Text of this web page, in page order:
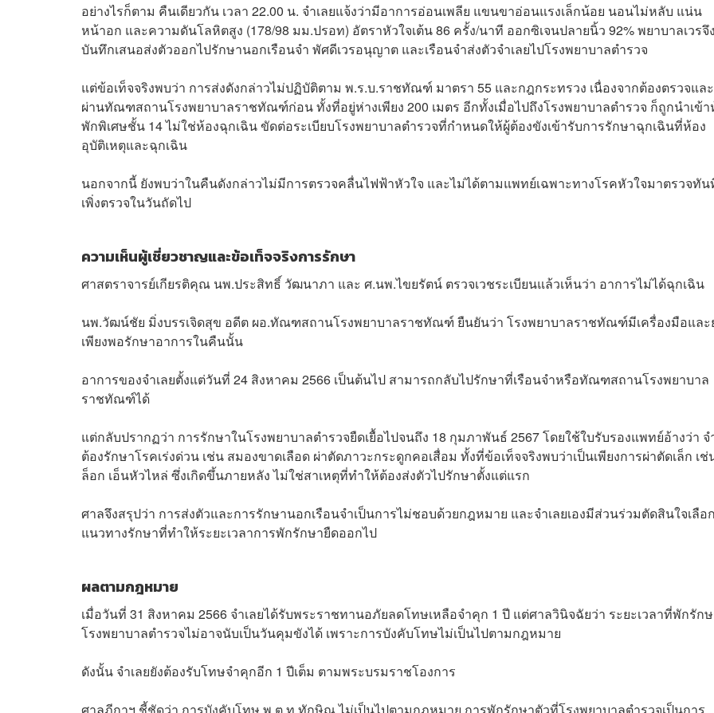
อย่างไรก็ตาม คืนเดียวกัน เวลา 22.00 น. จำเลยแจ้งว่ามีอาการอ่อนเพลีย แขนขาอ่อนแรงเล็กน้อย นอนไม่หลับ แน่น
หน้าอก และความดันโลหิตสูง (178/98 มม.ปรอท) อัตราหัวใจเต้น 86 ครั้ง/นาที ออกซิเจนปลายนิ้ว 92% พยาบาลเวรจึ
บันทึกเสนอส่งตัวออกไปรักษานอกเรือนจำ พัศดีเวรอนุญาต และเรือนจำส่งตัวจำเลยไปโรงพยาบาลตำรวจ
แต่ข้อเท็จจริงพบว่า การส่งดังกล่าวไม่ปฏิบัติตาม พ.ร.บ.ราชทัณฑ์ มาตรา 55 และกฎกระทรวง เนื่องจากต้องตรวจแล
ผ่านทัณฑสถานโรงพยาบาลราชทัณฑ์ก่อน ทั้งที่อยู่ห่างเพียง 200 เมตร อีกทั้งเมื่อไปถึงโรงพยาบาลตำรวจ ก็ถูกนำเข้า
พักพิเศษชั้น 14 ไม่ใช่ห้องฉุกเฉิน ขัดต่อระเบียบโรงพยาบาลตำรวจที่กำหนดให้ผู้ต้องขังเข้ารับการรักษาฉุกเฉินที่ห้อง
อุบัติเหตุและฉุกเฉิน
นอกจากนี้ ยังพบว่าในคืนดังกล่าวไม่มีการตรวจคลื่นไฟฟ้าหัวใจ และไม่ได้ตามแพทย์เฉพาะทางโรคหัวใจมาตรวจทัน
เพิ่งตรวจในวันถัดไป
ความเห็นผู้เชี่ยวชาญและข้อเท็จจริงการรักษา
ศาสตราจารย์เกียรติคุณ นพ.ประสิทธิ์ วัฒนาภา และ ศ.นพ.ไขยรัตน์ ตรวจเวชระเบียนแล้วเห็นว่า อาการไม่ได้ฉุกเฉิน
นพ.วัฒน์ชัย มิ่งบรรเจิดสุข อดีต ผอ.ทัณฑสถานโรงพยาบาลราชทัณฑ์ ยืนยันว่า โรงพยาบาลราชทัณฑ์มีเครื่องมือและ
เพียงพอรักษาอาการในคืนนั้น
อาการของจำเลยตั้งแต่วันที่ 24 สิงหาคม 2566 เป็นต้นไป สามารถกลับไปรักษาที่เรือนจำหรือทัณฑสถานโรงพยาบาล
ราชทัณฑ์ได้
แต่กลับปรากฏว่า การรักษาในโรงพยาบาลตำรวจยืดเยื้อไปจนถึง 18 กุมภาพันธ์ 2567 โดยใช้ใบรับรองแพทย์อ้างว่า จ
ต้องรักษาโรคเร่งด่วน เช่น สมองขาดเลือด ผ่าตัดภาวะกระดูกคอเสื่อม ทั้งที่ข้อเท็จจริงพบว่าเป็นเพียงการผ่าตัดเล็ก เช่
ล็อก เอ็นหัวไหล่ ซึ่งเกิดขึ้นภายหลัง ไม่ใช่สาเหตุที่ทำให้ต้องส่งตัวไปรักษาตั้งแต่แรก
ศาลจึงสรุปว่า การส่งตัวและการรักษานอกเรือนจำเป็นการไม่ชอบด้วยกฎหมาย และจำเลยเองมีส่วนร่วมตัดสินใจเลือก
แนวทางรักษาที่ทำให้ระยะเวลาการพักรักษายืดออกไป
ผลตามกฎหมาย
เมื่อวันที่ 31 สิงหาคม 2566 จำเลยได้รับพระราชทานอภัยลดโทษเหลือจำคุก 1 ปี แต่ศาลวินิจฉัยว่า ระยะเวลาที่พักรัก
โรงพยาบาลตำรวจไม่อาจนับเป็นวันคุมขังได้ เพราะการบังคับโทษไม่เป็นไปตามกฎหมาย
ดังนั้น จำเลยยังต้องรับโทษจำคุกอีก 1 ปีเต็ม ตามพระบรมราชโองการ
ศาลฎีกาฯ ชี้ชัดว่า การบังคับโทษ พ.ต.ท.ทักษิณ ไม่เป็นไปตามกฎหมาย การพักรักษาตัวที่โรงพยาบาลตำรวจเป็นการ